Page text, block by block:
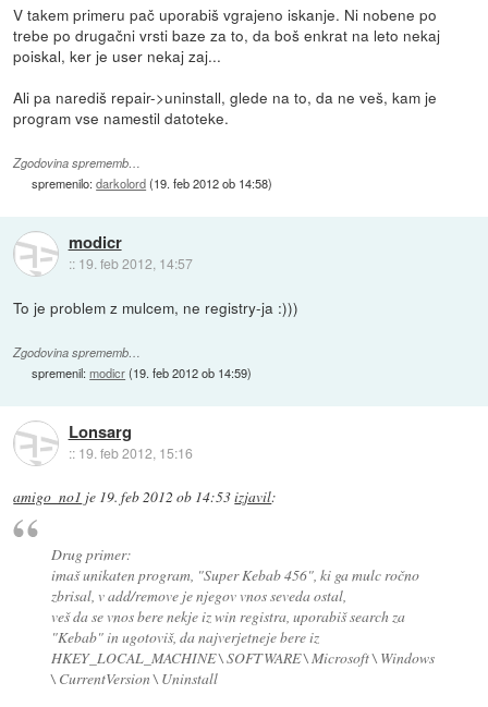
V takem primeru pač uporabiš vgrajeno iskanje. Ni nobene po
trebe po drugačni vrsti baze za to, da boš enkrat na leto nekaj
poiskal, ker je user nekaj zaj...
Ali pa narediš repair->uninstall, glede na to, da ne veš, kam je
program vse namestil datoteke.
Zgodovina sprememb…
spremenilo:darkolord(19. feb 2012 ob 14:58)
modicr
:: 19. feb 2012, 14:57
To je problem z mulcem, ne registry-ja :)))
Zgodovina sprememb…
spremenil:modicr(19. feb 2012 ob 14:59)
Lonsarg
:: 19. feb 2012, 15:16
amigo_no1 je 19. feb 2012 ob 14:53izjavil:
Drug primer:
imaš unikaten program, "Super Kebab 456", ki ga mulc ročno
zbrisal, v add/remove je njegov vnos seveda ostal,
veš da se vnos bere nekje iz win registra, uporabiš search za
"Kebab" in ugotoviš, da najverjetneje bere iz
HKEY_LOCAL_MACHINE \ SOFTWARE \ Microsoft \ Windows
\ CurrentVersion \ Uninstall